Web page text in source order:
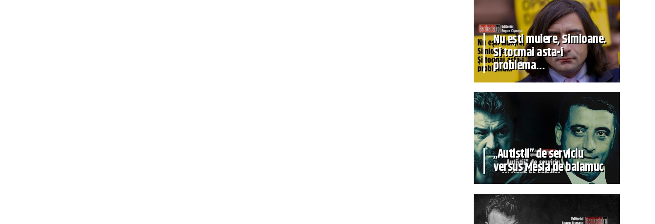
Nu ești muiere, Simioane.
Și tocmai asta-i
problema…
„Autiștii” de serviciu
versus Mesia de balamuc